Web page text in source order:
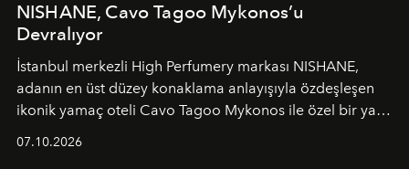
NISHANE, Cavo Tagoo Mykonos’u
Devralıyor
İstanbul merkezli High Perfumery markası NISHANE,
adanın en üst düzey konaklama anlayışıyla özdeşleşen
ikonik yamaç oteli Cavo Tagoo Mykonos ile özel bir yaz
07.10.2026